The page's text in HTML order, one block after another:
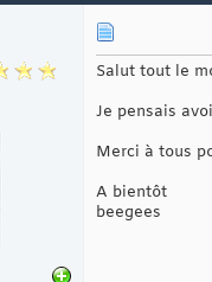
Salut tout le
Je pensais
Merci à tous
A bientôt
beegees